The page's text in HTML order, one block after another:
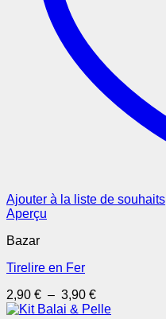
Ajouter à la liste de souhaits
Aperçu
Bazar
Tirelire en Fer
2,90 € – 3,90 €Plage
de